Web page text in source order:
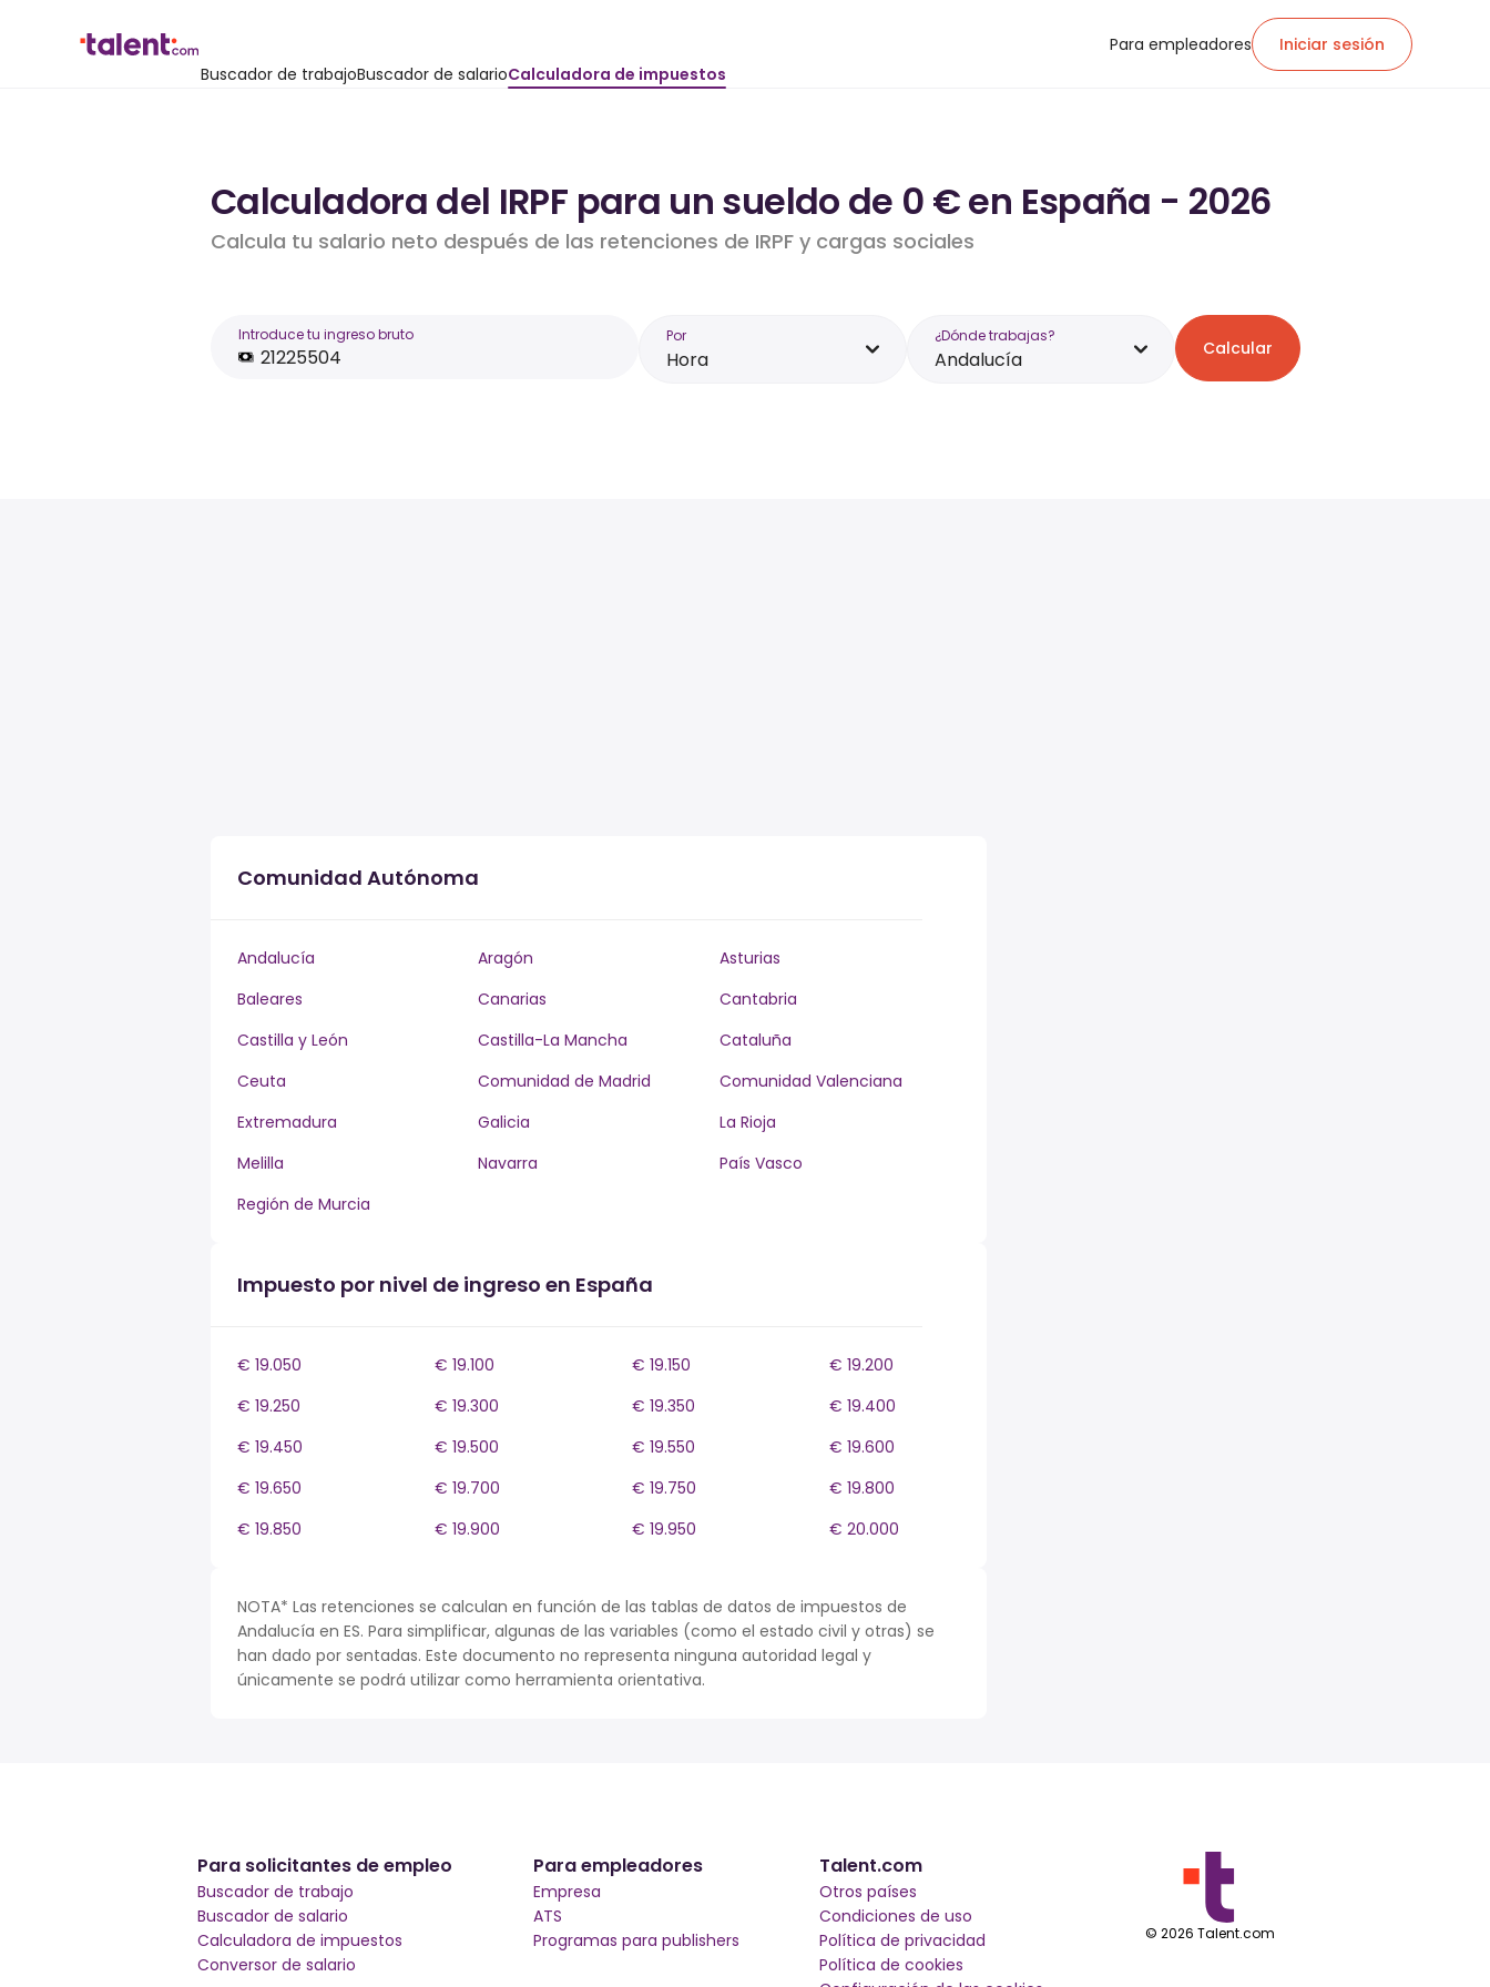
Buscador de trabajoBuscador de salarioCalculadora de impuestos
Para empleadores Iniciar sesión
Calculadora del IRPF para un sueldo de 0 € en España - 2026
Calcula tu salario neto después de las retenciones de IRPF y cargas sociales
Introduce tu ingreso bruto Por
Hora
¿Dónde trabajas?
Andalucía Calcular
Comunidad Autónoma
Andalucía Aragón
Asturias
Baleares
Canarias
Cantabria
Castilla y León
Castilla-La Mancha
Cataluña
Ceuta
Comunidad de Madrid
Comunidad Valenciana
Extremadura
Galicia
La Rioja
Melilla
Navarra
País Vasco
Región de Murcia
Impuesto por nivel de ingreso en España
€ 19.050 € 19.100 € 19.150
€ 19.200
€ 19.250
€ 19.300 € 19.350
€ 19.400
€ 19.450
€ 19.500 € 19.550
€ 19.600
€ 19.650
€ 19.700 € 19.750
€ 19.800
€ 19.850
€ 19.900 € 19.950 € 20.000
NOTA* Las retenciones se calculan en función de las tablas de datos de impuestos de
Andalucía en ES. Para simplificar, algunas de las variables (como el estado civil y otras) se
han dado por sentadas. Este documento no representa ninguna autoridad legal y
únicamente se podrá utilizar como herramienta orientativa.
Para solicitantes de empleo
Buscador de trabajo
Buscador de salario
Calculadora de impuestos
Conversor de salario
Para empleadores
Empresa
ATS
Programas para publishers
Talent.com
Otros países
Condiciones de uso
Política de privacidad
Política de cookies
© 2026 Talent.com